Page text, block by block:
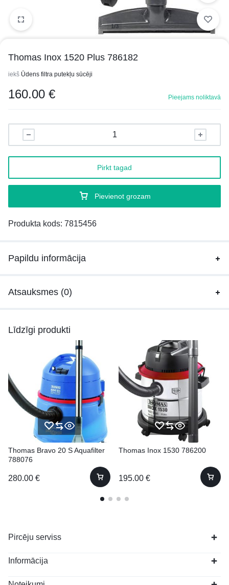
1/3
Thomas Inox 1520 Plus 786182
iekš Ūdens filtra putekļu sūcēji
160.00 € Pieejams noliktavā
Pievienot grozam
Pirkt tagad
Produkta kods: 7815456
Papildu informācija
Atsauksmes (0)
Līdzīgi produkti
Thomas Bravo 20 S Aquafilter
788076
280.00 €
Thomas Inox 1530 786200
195.00 €
Pircēju serviss
Informācija